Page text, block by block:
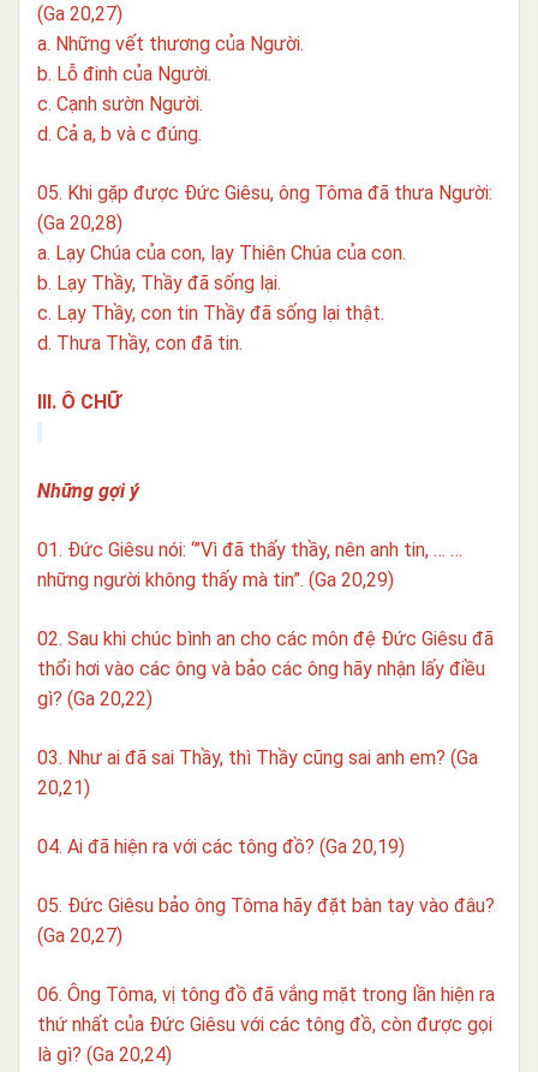
(Ga 20,27)
a. Những vết thương của Người.
b. Lỗ đinh của Người.
c. Cạnh sườn Người.
d. Cả a, b và c đúng.
05. Khi gặp được Đức Giêsu, ông Tôma đã thưa Người:
(Ga 20,28)
a. Lạy Chúa của con, lạy Thiên Chúa của con.
b. Lạy Thầy, Thầy đã sống lại.
c. Lạy Thầy, con tin Thầy đã sống lại thật.
d. Thưa Thầy, con đã tin.
III. Ô CHỮ
Những gợi ý
01. Đức Giêsu nói: ‘”Vì đã thấy thầy, nên anh tin, … …
những người không thấy mà tin”. (Ga 20,29)
02. Sau khi chúc bình an cho các môn đệ Đức Giêsu đã
thổi hơi vào các ông và bảo các ông hãy nhận lấy điều
gì? (Ga 20,22)
03. Như ai đã sai Thầy, thì Thầy cũng sai anh em? (Ga
20,21)
04. Ai đã hiện ra với các tông đồ? (Ga 20,19)
05. Đức Giêsu bảo ông Tôma hãy đặt bàn tay vào đâu?
(Ga 20,27)
06. Ông Tôma, vị tông đồ đã vắng mặt trong lần hiện ra
thứ nhất của Đức Giêsu với các tông đồ, còn được gọi
là gì? (Ga 20,24)